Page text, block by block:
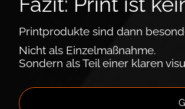
Printprodukte sind dann
Nicht als Einzel­maß­nah­me.
Son­dern als Teil einer klaren